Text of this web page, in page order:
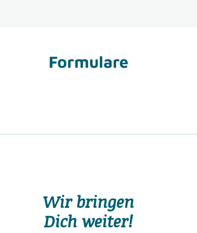
Formulare
Wir bringen
Dich weiter!